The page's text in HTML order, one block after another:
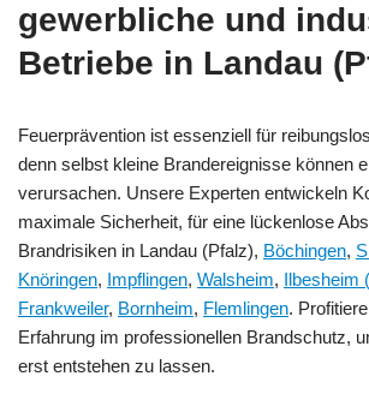
gewerbliche und
Betriebe in Landau
Feuerprävention ist essenziell für
denn selbst kleine Brandereignisse können
verursachen. Unsere Experten entwickeln
maximale Sicherheit, für eine lückenlose
Brandrisiken in Landau (Pfalz), Böchingen,
Knöringen, Impflingen, Walsheim, Ilbesheim
Frankweiler, Bornheim, Flemlingen.
Erfahrung im professionellen Brandschutz,
erst entstehen zu lassen.